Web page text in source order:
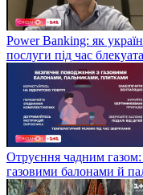
Power Banking: як
послуги під час блекуата
Отруєння чадним
газовими балонами й